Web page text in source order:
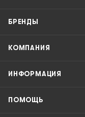
БРЕНДЫ
КОМПАНИЯ
ИНФОРМАЦИЯ
ПОМОЩЬ